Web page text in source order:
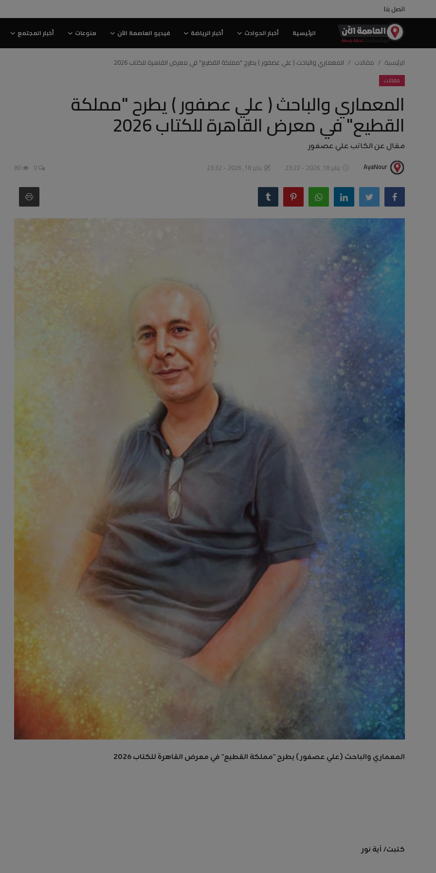
اتصل بنا
الرئيسية أخبار الحوادث أخبار الرياضة فيديو العاصمة الآن منوعات أخبار المجتمع
اتصل بنا
أخبار الحوادث
أخبار الرياضة
فيديو العاصمة الآن
أخبار المجتمع
أخبار عربية وعالمية
علوم وتكنولوجيا
سياسة ونواب
الرئيسية مقالات المعماري والباحث ( علي عصفور ) يطرح "مملكة القطيع" في معرض القاهرة للكتاب 2026
مقالات
المعماري والباحث ( علي عصفور ) يطرح "مملكة
القطيع" في معرض القاهرة للكتاب 2026
مقال عن الكاتب علي عصفور
AyaNour يناير 18, 2026 - 23:22 يناير 18, 2026 - 23:32 0
80
المعماري والباحث (علي عصفور ) يطرح "مملكة القطيع" في معرض القاهرة للكتاب 2026
كتبت/ آية نور